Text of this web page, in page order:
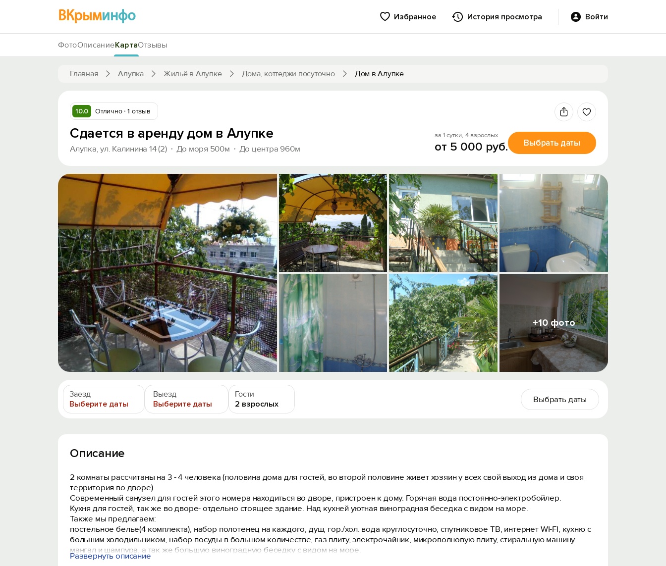
ВКрыминфо Избранное История просмотра Войти
Главная Алупка Жильё в Алупке Дома, коттеджи посуточно Дом в Алупке
ФотоОписаниеКартаОтзывы
+10 фото
10.0 Отлично 1 отзыв
Сдается в аренду дом в Алупке
Алупка, ул. Калинина 14 (2) До моря 500м До центра 960м
за 1 сутки, 4 взрослых
от 5 000 руб. Выбрать даты
Заезд
Выберите даты
Выезд
Выберите даты
Гости
2 взрослых
Выбрать даты
Описание
2 комнаты рассчитаны на 3 - 4 человека (половина дома для гостей, во второй половине живет хозяин у всех свой выход из дома и своя
территория во дворе).
Современный санузел для гостей этого номера находиться во дворе, пристроен к дому. Горячая вода постоянно-электробойлер.
Кухня для гостей, так же во дворе- отдельно стоящее здание. Над кухней уютная виноградная беседка с видом на море.
Также мы предлагаем:
постельное белье(4 комплекта), набор полотенец на каждого, душ, гор./хол. вода круглосуточно, спутниковое ТВ, интернет WI-FI, кухню с
большим холодильником, набор посуды в большом количестве, газ.плиту, электрочайник, микроволновую плиту, стиральную машину.
мангал и шампура, а так же большую виноградную беседку с видом на море.
Машину можно припарковать рядом с домом на проезжей части с односторонним движением, или на платную парковку в городе.
Развернуть описание